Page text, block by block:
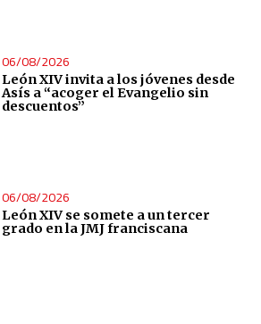
06/08/2026
León XIV invita a los jóvenes desde
Asís a “acoger el Evangelio sin
descuentos”
06/08/2026
León XIV se somete a un tercer
grado en la JMJ franciscana